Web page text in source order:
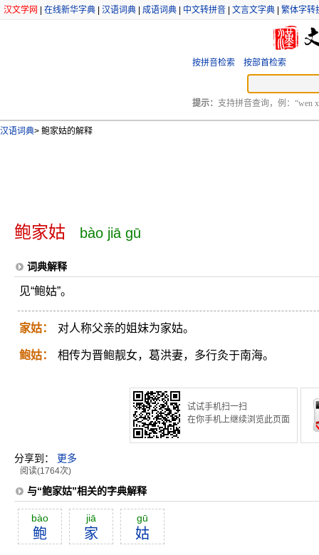
汉文学网 在线新华字典 汉语词典 成语词典 中文转拼音 文言文字典 繁体字转
按拼音检索 按部首检索
提示： 支持拼音查询，例：“wen
汉语词典> 鲍家姑的解释
鲍家姑 bào jiā gū
词典解释
见“鲍姑”。
家姑： 对人称父亲的姐妹为家姑。
鲍姑： 相传为晋鲍靓女，葛洪妻，多行灸于南海。
试试手机扫一扫
在你手机上继续浏览此页面
分享到： 更多
阅读(1764次)
与“鲍家姑”相关的字典解释
bào
鲍
jiā
家
gū
姑